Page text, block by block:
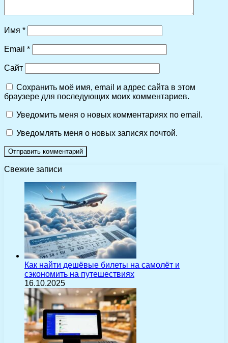
Имя *
Email *
Сайт
Сохранить моё имя, email и адрес сайта в этом
браузере для последующих моих комментариев.
Уведомить меня о новых комментариях по email.
Уведомлять меня о новых записях почтой.
Свежие записи
Как найти дешёвые билеты на самолёт и
сэкономить на путешествиях
16.10.2025